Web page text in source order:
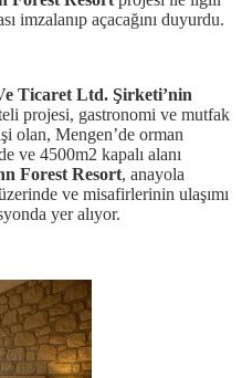
imzalanıp açacağını duyurdu.
Ticaret Ltd. Şirketi’nin
projesi, gastronomi ve mutfak
olan, Mengen’de orman
ve 4500m2 kapalı alanı
Forest Resort, anayola
ve misafirlerinin ulaşımı
yer alıyor.